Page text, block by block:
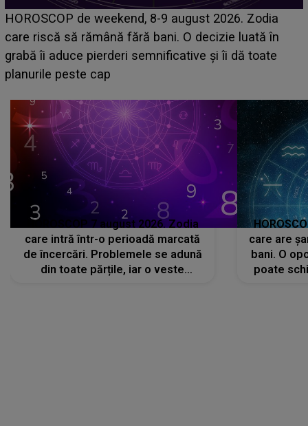
Emanuel a ținut ACEST DETALIU ASCUNS până
acum! În fața Alexandrei, concurentul din Casa Iubirii
face o MĂRTURISIRE NEAȘTEPTATĂ despre mama
sa: "I-am spus și ei în față, eu nu te iubesc pentru
HOROSCOP 7 august 2026. Zodia
care intră într-o perioadă marcată
de încercări. Problemele se adună
din toate părțile, iar o veste
care are
bani. O
poate